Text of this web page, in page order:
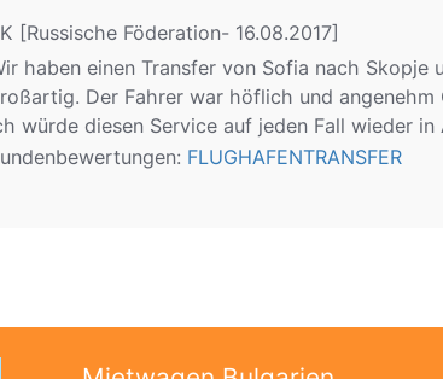
[Russische Föderation- 16.08.2017]
haben einen Transfer von Sofia nach
Der Fahrer war höflich und
würde diesen Service auf jeden Fall wieder
FLUGHAFENTRANSFER